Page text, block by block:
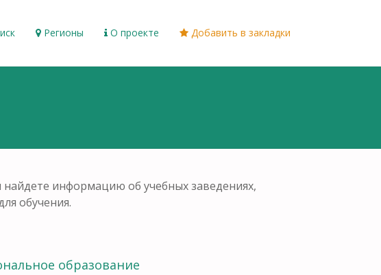
Регионы О проекте Добавить в закладки
информацию об учебных заведениях,
обучения.
образование